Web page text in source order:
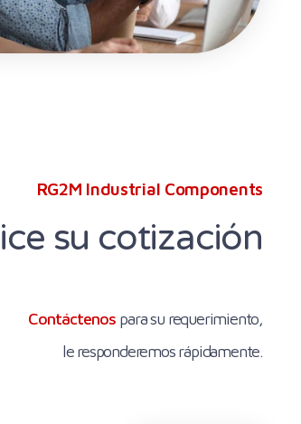
RG2M Industrial Components
su cotización
Contáctenos para su requerimiento,
le responderemos rápidamente.